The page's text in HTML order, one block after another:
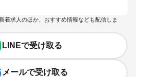
着求人のほか、おすすめ情報なども配信しま
LINEで受け取る
メールで受け取る